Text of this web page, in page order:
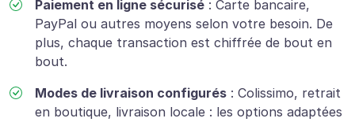
Paiement en ligne sécurisé : Carte bancaire,
PayPal ou autres moyens selon votre besoin. De
plus, chaque transaction est chiffrée de bout en
bout.
Modes de livraison configurés : Colissimo, retrait
en boutique, livraison locale : les options adaptées